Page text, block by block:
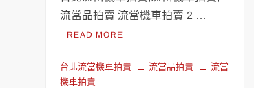
流當品拍賣 流當機車拍賣 2 …
READ MORE
台北流當機車拍賣 流當品拍賣
流當
機車拍賣